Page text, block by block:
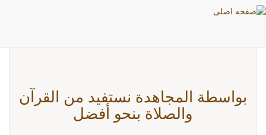
بواسطة المجاهدة نستفيد من القرآن
والصلاة بنحو أفضل